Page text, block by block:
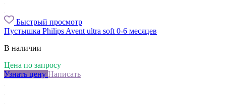
Быстрый просмотр
Пустышка Philips Avent ultra soft 0-6 месяцев
В наличии
Цена по запросу
Узнать цену Написать